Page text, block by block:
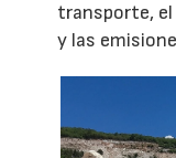
transporte,
y las